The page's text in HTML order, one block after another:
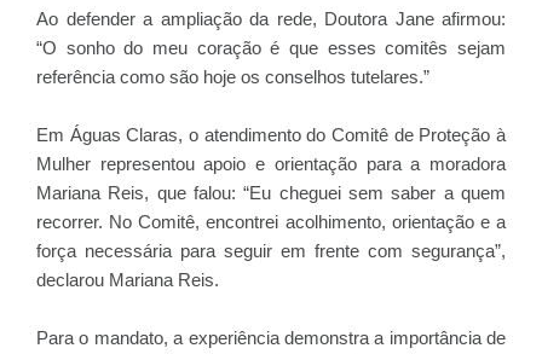
Ao defender a ampliação da rede, Doutora Jane afirmou:
“O sonho do meu coração é que esses comitês sejam
referência como são hoje os conselhos tutelares.”
Em Águas Claras, o atendimento do Comitê de Proteção à
Mulher representou apoio e orientação para a moradora
Mariana Reis, que falou: “Eu cheguei sem saber a quem
recorrer. No Comitê, encontrei acolhimento, orientação e a
força necessária para seguir em frente com segurança”,
declarou Mariana Reis.
Para o mandato, a experiência demonstra a importância de